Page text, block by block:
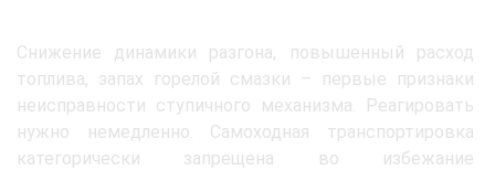
Снижение динамики разгона, повышенный расход
топлива, запах горелой смазки – первые признаки
неисправности ступичного механизма. Реагировать
нужно немедленно. Самоходная транспортировка
категорически запрещена во избежание